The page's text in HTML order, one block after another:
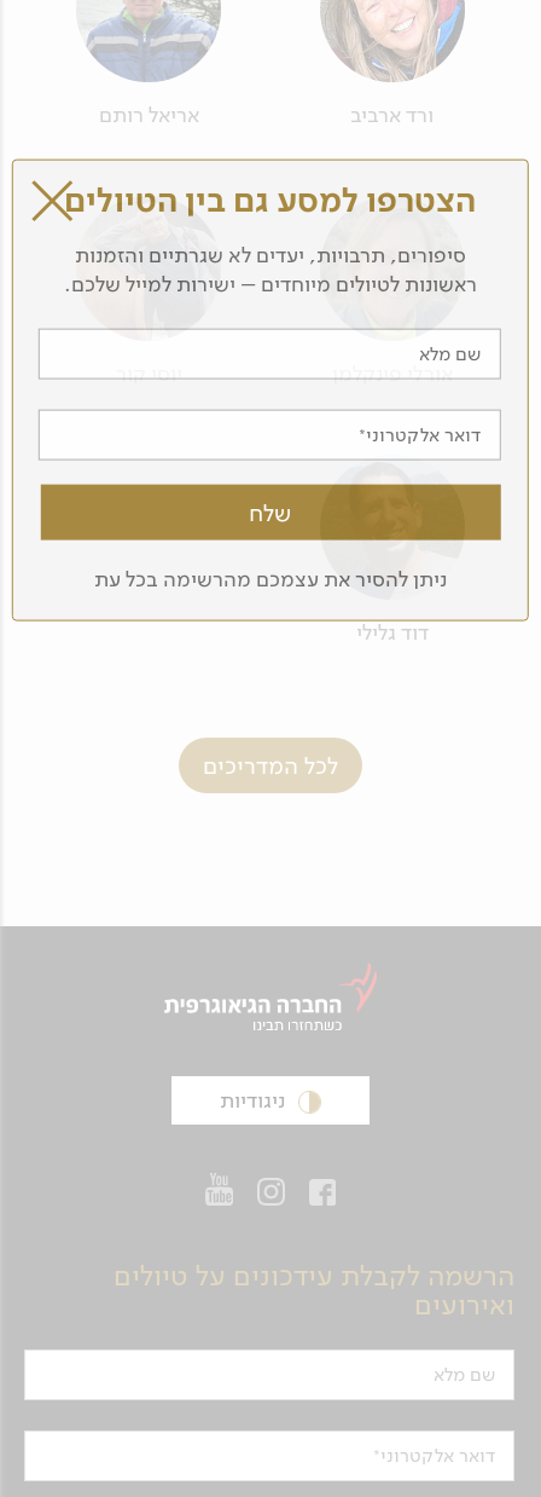
ורד ארביב אריאל רותם
אורלי פינקלמן יוסי קור
דוד גלילי
לכל המדריכים
ניגודיות
הרשמה לקבלת עידכונים על טיולים
ואירועים
שם מלא
דואר אלקטרוני
הצטרפו למסע גם בין הטיולים
סיפורים, תרבויות, יעדים לא שגרתיים והזמנות
ראשונות לטיולים מיוחדים – ישירות למייל שלכם.
שם מלא
דואר אלקטרוני
ניתן להסיר את עצמכם מהרשימה בכל עת